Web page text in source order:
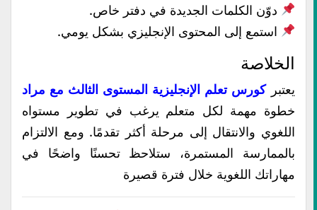
دوّن الكلمات الجديدة في دفتر خاص.
استمع إلى المحتوى الإنجليزي بشكل يومي.
الخلاصة
يعتبركورس تعلم الإنجليزية المستوى الثالث مع مراد
خطوة مهمة لكل متعلم يرغب في تطوير مستواه
اللغوي والانتقال إلى مرحلة أكثر تقدمًا. ومع الالتزام
بالممارسة المستمرة، ستلاحظ تحسنًا واضحًا في
مهاراتك اللغوية خلال فترة قصيرة